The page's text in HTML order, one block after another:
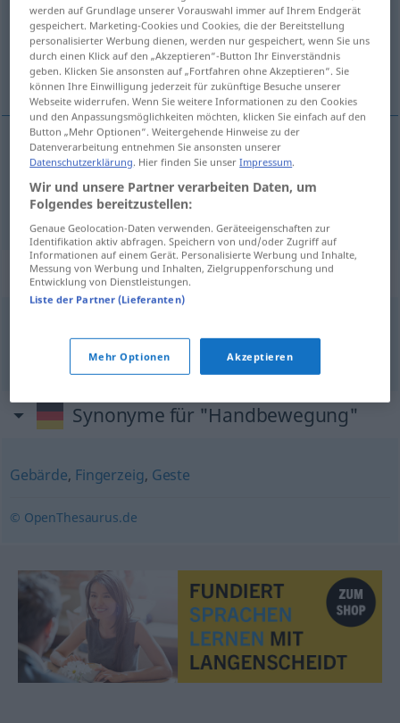
Übersicht aller Übersetzungen
(Für mehr Details die Übersetzung anklicken/antippen)
движение рукой, жест
движениерукой Handbewegung
жест HandbewegungGeste
Beispielsätze für "Handbewegung"
жест
Synonyme für "Handbewegung"
Gebärde, Fingerzeig, Geste
© OpenThesaurus.de
werden auf Grundlage unserer Vorauswahl immer auf Ihrem Endgerät
gespeichert. Marketing-Cookies und Cookies, die der Bereitstellung
personalisierter Werbung dienen, werden nur gespeichert, wenn Sie uns
durch einen Klick auf den „Akzeptieren“-Button Ihr Einverständnis
geben. Klicken Sie ansonsten auf „Fortfahren ohne Akzeptieren“. Sie
können Ihre Einwilligung jederzeit für zukünftige Besuche unserer
Webseite widerrufen. Wenn Sie weitere Informationen zu den Cookies
und den Anpassungsmöglichkeiten möchten, klicken Sie einfach auf den
Button „Mehr Optionen“. Weitergehende Hinweise zu der
Datenverarbeitung entnehmen Sie ansonsten unserer
Datenschutzerklärung. Hier finden Sie unserImpressum.
Wir und unsere Partner verarbeiten Daten, um
Folgendes bereitzustellen:
Genaue Geolocation-Daten verwenden. Geräteeigenschaften zur
Identifikation aktiv abfragen. Speichern von und/oder Zugriff auf
Informationen auf einem Gerät. Personalisierte Werbung und Inhalte,
Messung von Werbung und Inhalten, Zielgruppenforschung und
Entwicklung von Dienstleistungen.
Liste der Partner (Lieferanten)
Mehr Optionen Akzeptieren